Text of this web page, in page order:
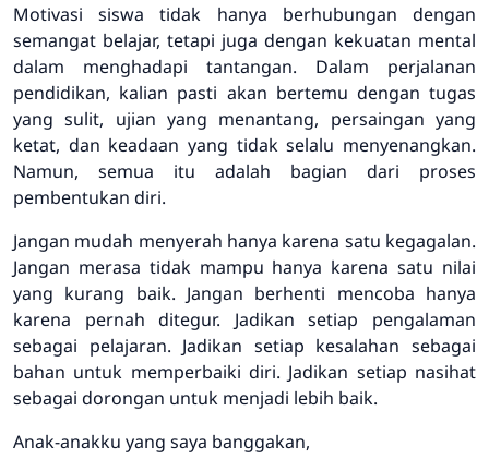
Motivasi siswa tidak hanya berhubungan dengan
semangat belajar, tetapi juga dengan kekuatan mental
dalam menghadapi tantangan. Dalam perjalanan
pendidikan, kalian pasti akan bertemu dengan tugas
yang sulit, ujian yang menantang, persaingan yang
ketat, dan keadaan yang tidak selalu menyenangkan.
Namun, semua itu adalah bagian dari proses
pembentukan diri.
Jangan mudah menyerah hanya karena satu kegagalan.
Jangan merasa tidak mampu hanya karena satu nilai
yang kurang baik. Jangan berhenti mencoba hanya
karena pernah ditegur. Jadikan setiap pengalaman
sebagai pelajaran. Jadikan setiap kesalahan sebagai
bahan untuk memperbaiki diri. Jadikan setiap nasihat
sebagai dorongan untuk menjadi lebih baik.
Anak-anakku yang saya banggakan,